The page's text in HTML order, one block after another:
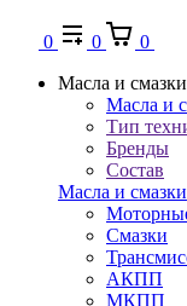
0 0
0
Масла и смазки
Масла и
Тип
Бренды
Состав
Масла и смазки
Смазки
АКПП
МКПП